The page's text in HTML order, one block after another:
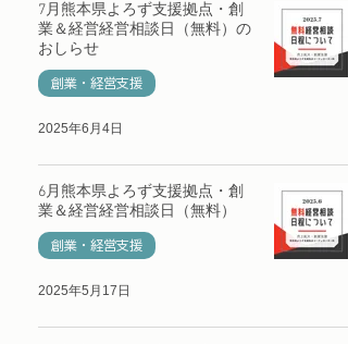
7月熊本県よろず支援拠点・創
業＆経営経営相談日（無料）の
おしらせ
創業・経営支援
2025年6月4日
6月熊本県よろず支援拠点・創
業＆経営経営相談日（無料）
創業・経営支援
2025年5月17日